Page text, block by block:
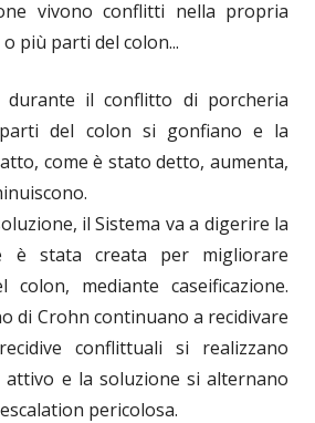
vivono conflitti nella propria
più parti del colon...
il conflitto di porcheria
del colon si gonfiano e la
come è stato detto, aumenta,
il Sistema va a digerire la
stata creata per migliorare
colon, mediante caseificazione.
di Crohn continuano a recidivare
conflittuali si realizzano
e la soluzione si alternano
pericolosa.